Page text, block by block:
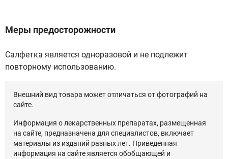
Меры предосторожности
Салфетка является одноразовой и не подлежит
повторному использованию.
Внешний вид товара может отличаться от фотографий на
сайте.
Информация о лекарственных препаратах, размещенная
на сайте, предназначена для специалистов, включает
материалы из изданий разных лет. Приведенная
информация на сайте является обобщающей и